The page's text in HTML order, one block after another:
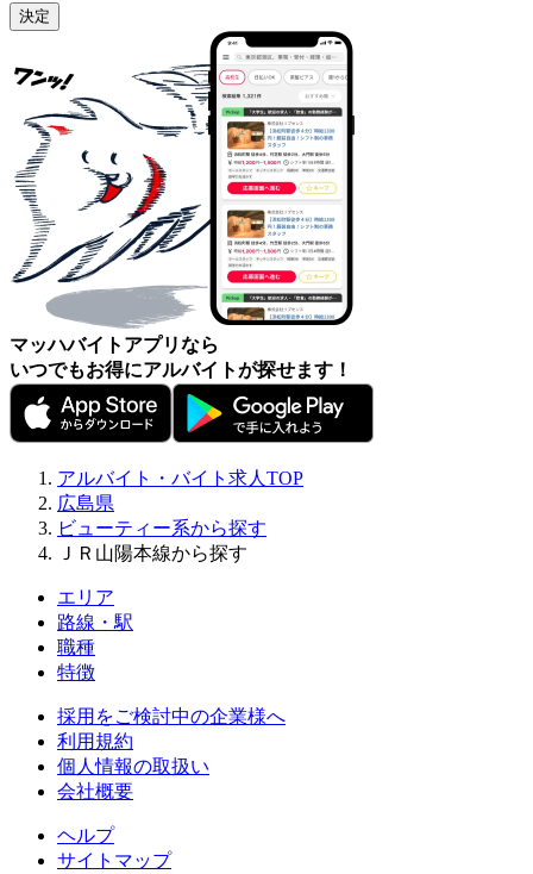
マッハバイトアプリなら
いつでもお得にアルバイトが探せます！
アルバイト・バイト求人TOP
広島県
ビューティー系から探す
ＪＲ山陽本線から探す
エリア
路線・駅
職種
特徴
採用をご検討中の企業様へ
利用規約
個人情報の取扱い
会社概要
ヘルプ
サイトマップ